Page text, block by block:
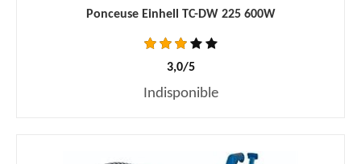
Ponceuse Einhell TC-DW 225 600W
3,0/5
Indisponible